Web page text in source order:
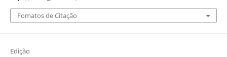
Fomatos de Citação
Edição